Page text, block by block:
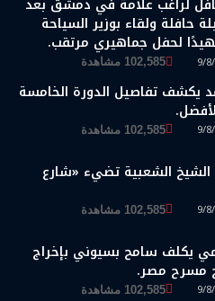
لراغب علامة في دمشق بعد
ليلة حافلة ولقاء بوزير السياحة
لحفل جماهيري مرتقب.
102,585 مشاهدة
يكشف تفاصيل الدورة الخامسة
102,585 مشاهدة
الشعبية تضيء «شارع
102,585 مشاهدة
يكلف سامح بسيوني بإخراج
مسرح مصر.
102,585 مشاهدة